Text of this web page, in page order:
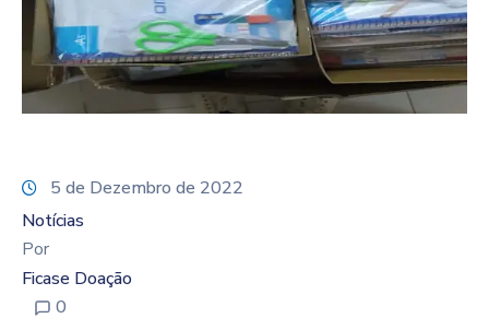
5 de Dezembro de 2022
Notícias
Por
Ficase Doação
0